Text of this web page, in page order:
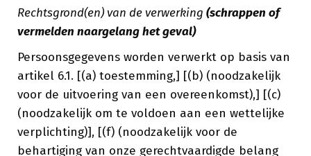
Rechtsgrond(en) van de verwerking (schrappen of
vermelden naargelang het geval)
Persoonsgegevens worden verwerkt op basis van
artikel 6.1. [(a) toestemming,] [(b) (noodzakelijk
voor de uitvoering van een overeenkomst),] [(c)
(noodzakelijk om te voldoen aan een wettelijke
verplichting)], [(f) (noodzakelijk voor de
behartiging van onze gerechtvaardigde belang